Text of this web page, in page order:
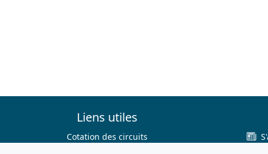
Liens utiles
Cotation des circuits